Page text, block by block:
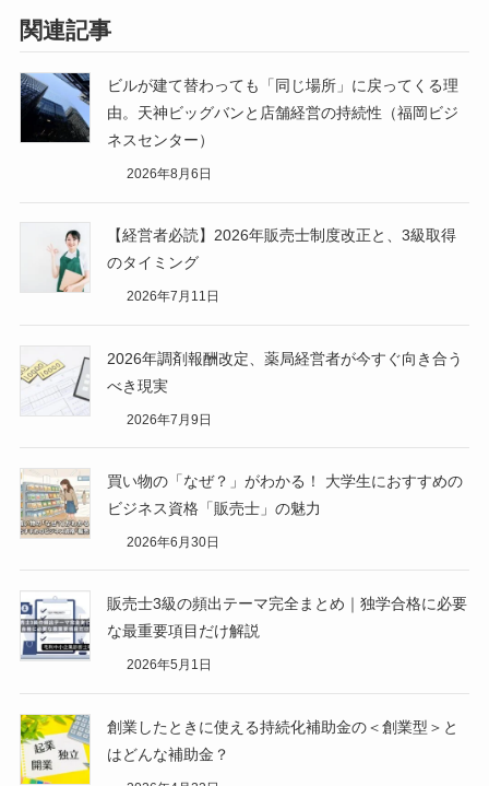
関連記事
ビルが建て替わっても「同じ場所」に戻ってくる理
由。天神ビッグバンと店舗経営の持続性（福岡ビジ
ネスセンター）
2026年8月6日
【経営者必読】2026年販売士制度改正と、3級取得
のタイミング
2026年7月11日
2026年調剤報酬改定、薬局経営者が今すぐ向き合う
べき現実
2026年7月9日
買い物の「なぜ？」がわかる！ 大学生におすすめの
ビジネス資格「販売士」の魅力
2026年6月30日
販売士3級の頻出テーマ完全まとめ｜独学合格に必要
な最重要項目だけ解説
2026年5月1日
創業したときに使える持続化補助金の＜創業型＞と
はどんな補助金？